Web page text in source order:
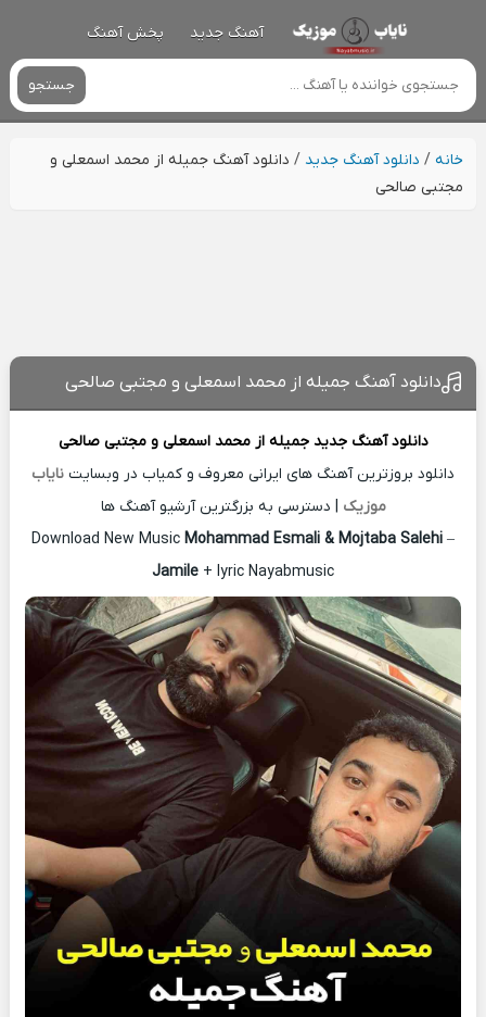
آهنگ جدید پخش آهنگ
جستجو
خانه/ دانلود آهنگ جدید / دانلود آهنگ جمیله از محمد اسمعلی و
مجتبی صالحی
دانلود آهنگ جمیله از محمد اسمعلی و مجتبی صالحی
دانلود آهنگ جدید جمیله ازمحمد اسمعلی و مجتبی صالحی
دانلود بروزترین آهنگ های ایرانی معروف و کمیاب در وبسایت نایاب
موزیک | دسترسی به بزرگترین آرشیو آهنگ ها
Download New Music Mohammad Esmali & Mojtaba Salehi –
Jamile + lyric Nayabmusic